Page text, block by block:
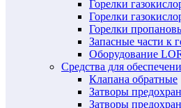
Горелки
Горелки
Горелки
Запасные части к
Оборудование
Средства для
Клапана обратные
Затворы
Затворы